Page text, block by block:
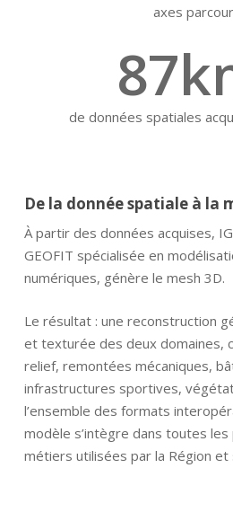
axes
87
de données spatiales
De la donnée spatiale à la
À partir des données acquises,
GEOFIT spécialisée en
numériques, génère le mesh 3D.
Le résultat : une reconstruction
et texturée des deux domaines,
relief, remontées mécaniques,
infrastructures sportives,
l’ensemble des formats
modèle s’intègre dans toutes
métiers utilisées par la Région